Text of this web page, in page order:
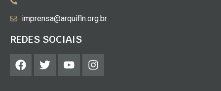
imprensa@arquifln.org.br
REDES SOCIAIS